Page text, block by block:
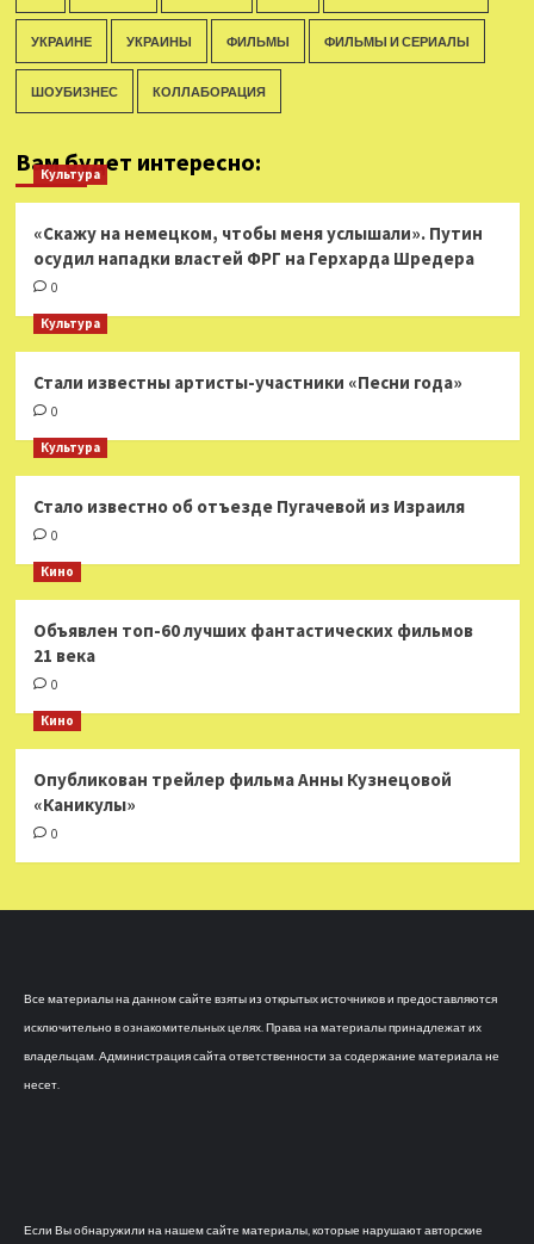
УКРАИНЕ УКРАИНЫ ФИЛЬМЫ ФИЛЬМЫ И СЕРИАЛЫ
ШОУБИЗНЕС КОЛЛАБОРАЦИЯ
Вам будет интересно:
Культура
«Скажу на немецком, чтобы меня услышали». Путин
осудил нападки властей ФРГ на Герхарда Шредера
0
Культура
Стали известны артисты-участники «Песни года»
0
Культура
Стало известно об отъезде Пугачевой из Израиля
0
Кино
Объявлен топ-60 лучших фантастических фильмов
21 века
0
Кино
Опубликован трейлер фильма Анны Кузнецовой
«Каникулы»
0
Все материалы на данном сайте взяты из открытых источников и предоставляются
исключительно в ознакомительных целях. Права на материалы принадлежат их
владельцам. Администрация сайта ответственности за содержание материала не
несет.
Если Вы обнаружили на нашем сайте материалы, которые нарушают авторские